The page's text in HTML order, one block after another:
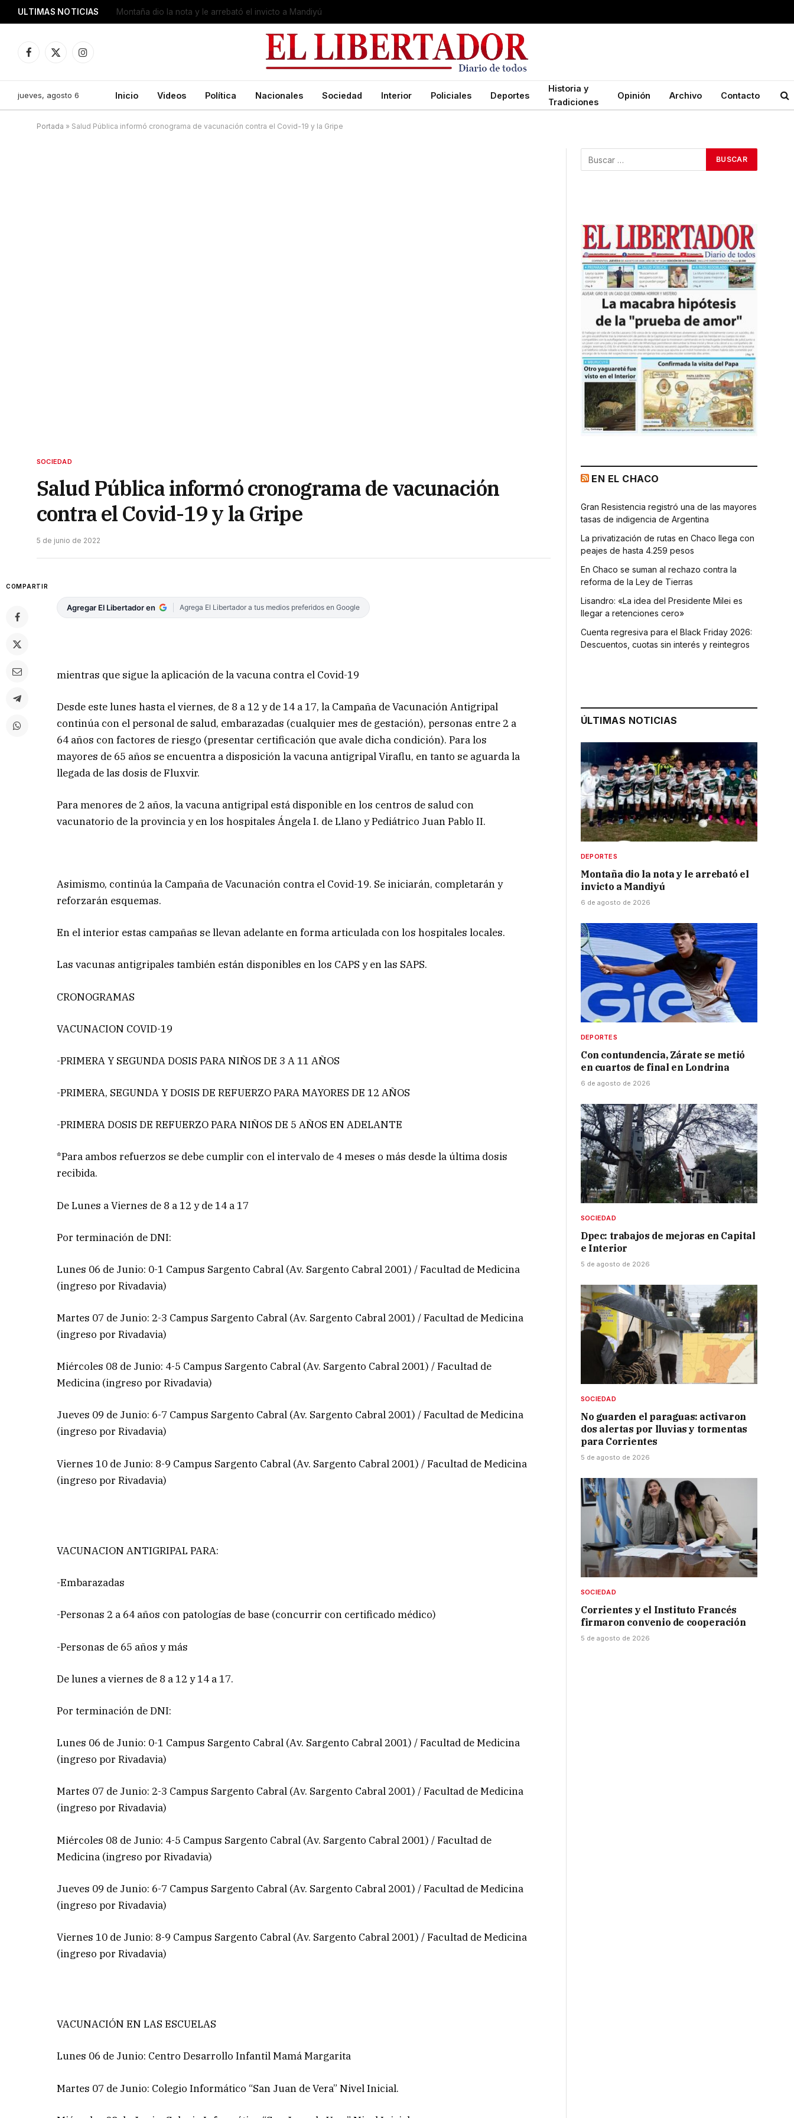
ULTIMAS NOTICIAS Con contundencia, Zárate se metió en cuartos de final en Londrina
Facebook
X
Instagram
jueves, agosto 6 Inicio Videos Política Nacionales Sociedad Interior Policiales Deportes
Historia y
Tradiciones
Opinión Archivo Contacto
Portada » Salud Pública informó cronograma de vacunación contra el Covid-19 y la Gripe
SOCIEDAD
Salud Pública informó cronograma de vacunación
contra el Covid-19 y la Gripe
5 de junio de 2022
COMPARTIR
Agregar El Libertador en Agrega El Libertador a tus medios preferidos en Google
mientras que sigue la aplicación de la vacuna contra el Covid-19
Desde este lunes hasta el viernes, de 8 a 12 y de 14 a 17, la Campaña de Vacunación Antigripal
continúa con el personal de salud, embarazadas (cualquier mes de gestación), personas entre 2 a
64 años con factores de riesgo (presentar certificación que avale dicha condición). Para los
mayores de 65 años se encuentra a disposición la vacuna antigripal Viraflu, en tanto se aguarda la
llegada de las dosis de Fluxvir.
Para menores de 2 años, la vacuna antigripal está disponible en los centros de salud con
vacunatorio de la provincia y en los hospitales Ángela I. de Llano y Pediátrico Juan Pablo II.
Asimismo, continúa la Campaña de Vacunación contra el Covid-19. Se iniciarán, completarán y
reforzarán esquemas.
En el interior estas campañas se llevan adelante en forma articulada con los hospitales locales.
Las vacunas antigripales también están disponibles en los CAPS y en las SAPS.
CRONOGRAMAS
VACUNACION COVID-19
-PRIMERA Y SEGUNDA DOSIS PARA NIÑOS DE 3 A 11 AÑOS
-PRIMERA, SEGUNDA Y DOSIS DE REFUERZO PARA MAYORES DE 12 AÑOS
-PRIMERA DOSIS DE REFUERZO PARA NIÑOS DE 5 AÑOS EN ADELANTE
*Para ambos refuerzos se debe cumplir con el intervalo de 4 meses o más desde la última dosis
recibida.
De Lunes a Viernes de 8 a 12 y de 14 a 17
Por terminación de DNI:
Lunes 06 de Junio: 0-1 Campus Sargento Cabral (Av. Sargento Cabral 2001) / Facultad de Medicina
(ingreso por Rivadavia)
Martes 07 de Junio: 2-3 Campus Sargento Cabral (Av. Sargento Cabral 2001) / Facultad de Medicina
(ingreso por Rivadavia)
Miércoles 08 de Junio: 4-5 Campus Sargento Cabral (Av. Sargento Cabral 2001) / Facultad de
Medicina (ingreso por Rivadavia)
Jueves 09 de Junio: 6-7 Campus Sargento Cabral (Av. Sargento Cabral 2001) / Facultad de Medicina
(ingreso por Rivadavia)
Viernes 10 de Junio: 8-9 Campus Sargento Cabral (Av. Sargento Cabral 2001) / Facultad de Medicina
(ingreso por Rivadavia)
VACUNACION ANTIGRIPAL PARA:
-Embarazadas
-Personas 2 a 64 años con patologías de base (concurrir con certificado médico)
-Personas de 65 años y más
De lunes a viernes de 8 a 12 y 14 a 17.
Por terminación de DNI:
Lunes 06 de Junio: 0-1 Campus Sargento Cabral (Av. Sargento Cabral 2001) / Facultad de Medicina
(ingreso por Rivadavia)
Martes 07 de Junio: 2-3 Campus Sargento Cabral (Av. Sargento Cabral 2001) / Facultad de Medicina
(ingreso por Rivadavia)
Miércoles 08 de Junio: 4-5 Campus Sargento Cabral (Av. Sargento Cabral 2001) / Facultad de
Medicina (ingreso por Rivadavia)
Jueves 09 de Junio: 6-7 Campus Sargento Cabral (Av. Sargento Cabral 2001) / Facultad de Medicina
(ingreso por Rivadavia)
Viernes 10 de Junio: 8-9 Campus Sargento Cabral (Av. Sargento Cabral 2001) / Facultad de Medicina
(ingreso por Rivadavia)
VACUNACIÓN EN LAS ESCUELAS
Lunes 06 de Junio: Centro Desarrollo Infantil Mamá Margarita
Martes 07 de Junio: Colegio Informático “San Juan de Vera” Nivel Inicial.
EN EL CHACO
Gran Resistencia registró una de las mayores
tasas de indigencia de Argentina
La privatización de rutas en Chaco llega con
peajes de hasta 4.259 pesos
En Chaco se suman al rechazo contra la
reforma de la Ley de Tierras
Lisandro: «La idea del Presidente Milei es
llegar a retenciones cero»
Cuenta regresiva para el Black Friday 2026:
Descuentos, cuotas sin interés y reintegros
ÚLTIMAS NOTICIAS
DEPORTES
Montaña dio la nota y le arrebató el
invicto a Mandiyú
6 de agosto de 2026
DEPORTES
Con contundencia, Zárate se metió
en cuartos de final en Londrina
6 de agosto de 2026
SOCIEDAD
Dpec: trabajos de mejoras en Capital
e Interior
5 de agosto de 2026
SOCIEDAD
No guarden el paraguas: activaron
dos alertas por lluvias y tormentas
para Corrientes
5 de agosto de 2026
SOCIEDAD
Corrientes y el Instituto Francés
firmaron convenio de cooperación
5 de agosto de 2026